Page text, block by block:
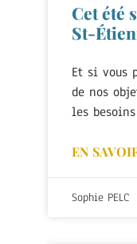
Cet été
St-
Et si vous
de nos
les
EN
Sophie PELC